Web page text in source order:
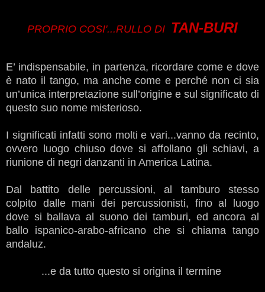
PROPRIO COSI'...RULLO DI TAN-BURI
E’ indispensabile, in partenza, ricordare come e dove
è nato il tango, ma anche come e perché non ci sia
un’unica interpretazione sull’origine e sul significato di
questo suo nome misterioso.
I significati infatti sono molti e vari...vanno da recinto,
ovvero luogo chiuso dove si affollano gli schiavi, a
riunione di negri danzanti in America Latina.
Dal battito delle percussioni, al tamburo stesso
colpito dalle mani dei percussionisti, fino al luogo
dove si ballava al suono dei tamburi, ed ancora al
ballo ispanico-arabo-africano che si chiama tango
andaluz.
...e da tutto questo si origina il termine